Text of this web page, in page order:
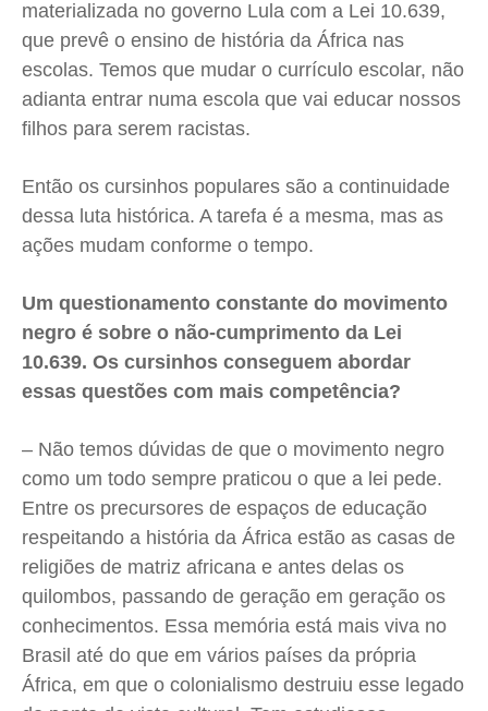
materializada no governo Lula com a Lei 10.639,
que prevê o ensino de história da África nas
escolas. Temos que mudar o currículo escolar, não
adianta entrar numa escola que vai educar nossos
filhos para serem racistas.
Então os cursinhos populares são a continuidade
dessa luta histórica. A tarefa é a mesma, mas as
ações mudam conforme o tempo.
Um questionamento constante do movimento
negro é sobre o não-cumprimento da Lei
10.639. Os cursinhos conseguem abordar
essas questões com mais competência?
– Não temos dúvidas de que o movimento negro
como um todo sempre praticou o que a lei pede.
Entre os precursores de espaços de educação
respeitando a história da África estão as casas de
religiões de matriz africana e antes delas os
quilombos, passando de geração em geração os
conhecimentos. Essa memória está mais viva no
Brasil até do que em vários países da própria
África, em que o colonialismo destruiu esse legado